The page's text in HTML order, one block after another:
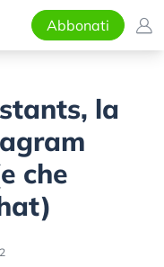
Abbonati
la
che